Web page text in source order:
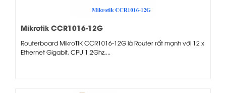
Mikrotik CCR1016-12G
Routerboard MikroTIK CCR1016-12G là Router rất mạnh với 12 x
Ethernet Gigabit, CPU 1.2Ghz,...